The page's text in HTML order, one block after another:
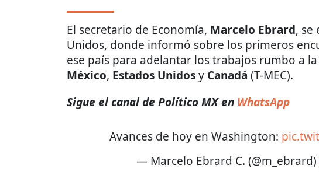
El secretario de Economía, Marcelo Ebrard, se
Unidos, donde informó sobre los primeros
ese país para adelantar los trabajos rumbo a
México, Estados Unidosy Canadá (T-MEC).
Sigue el canal de Político MX en WhatsApp
Avances de hoy en Washington:
— Marcelo Ebrard C. (@m_ebrard)